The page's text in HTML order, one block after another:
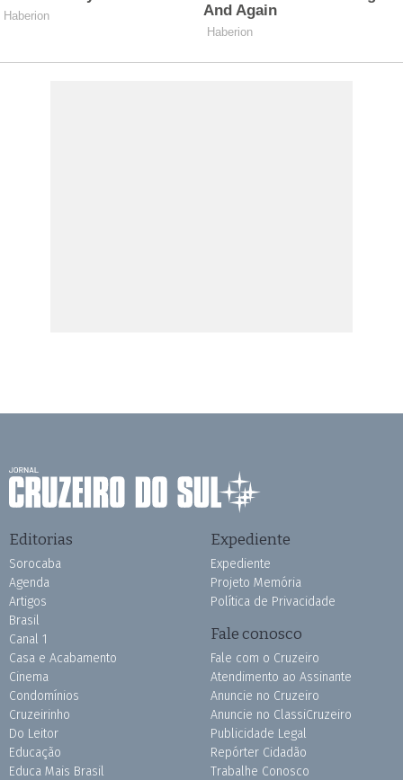
Editorias
Sorocaba
Agenda
Artigos
Brasil
Canal 1
Casa e Acabamento
Cinema
Condomínios
Cruzeirinho
Do Leitor
Educação
Educa Mais Brasil
Expediente
Expediente
Projeto Memória
Política de Privacidade
Fale conosco
Fale com o Cruzeiro
Atendimento ao Assinante
Anuncie no Cruzeiro
Anuncie no ClassiCruzeiro
Publicidade Legal
Repórter Cidadão
Trabalhe Conosco